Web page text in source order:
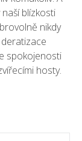
blízkosti
nikdy
deratizace
spokojenosti
hosty.